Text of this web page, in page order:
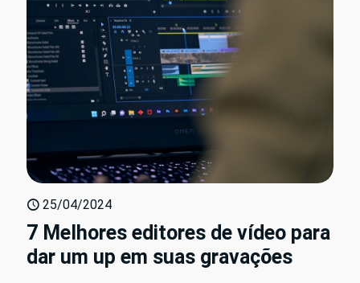
25/04/2024
7 Melhores editores de vídeo para
dar um up em suas gravações